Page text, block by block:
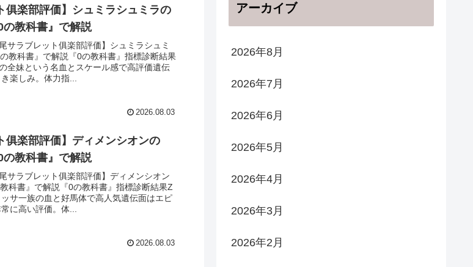
俱楽部評価】シュミラシュミラの
教科書』で解説
サラブレット俱楽部評価】シュミラシュミ
教科書』で解説『0の教科書』指標診断結果
全妹という名血とスケール感で高評価遺伝
楽しみ。体力指...
2026.08.03
俱楽部評価】ディメンシオンの
教科書』で解説
サラブレット俱楽部評価】ディメンシオン
科書』で解説『0の教科書』指標診断結果Z
サ一族の血と好馬体で高人気遺伝面はエピ
に高い評価。体...
2026.08.03
アーカイブ
2026年8月
2026年7月
2026年6月
2026年5月
2026年4月
2026年3月
2026年2月